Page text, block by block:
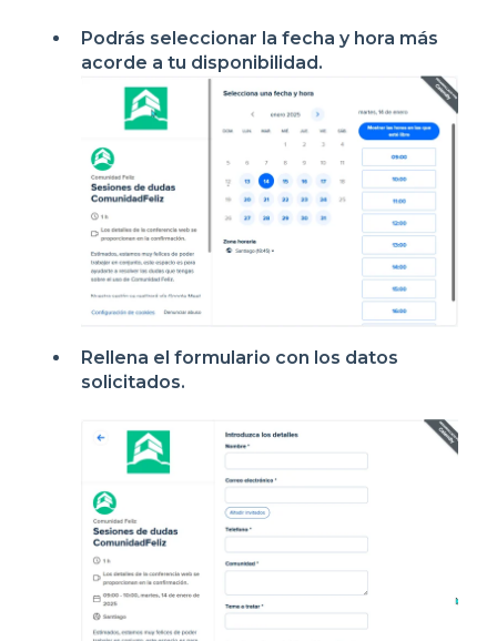
Podrás seleccionar la fecha y hora más
acorde a tu disponibilidad.
Rellena el formulario con los datos
solicitados.